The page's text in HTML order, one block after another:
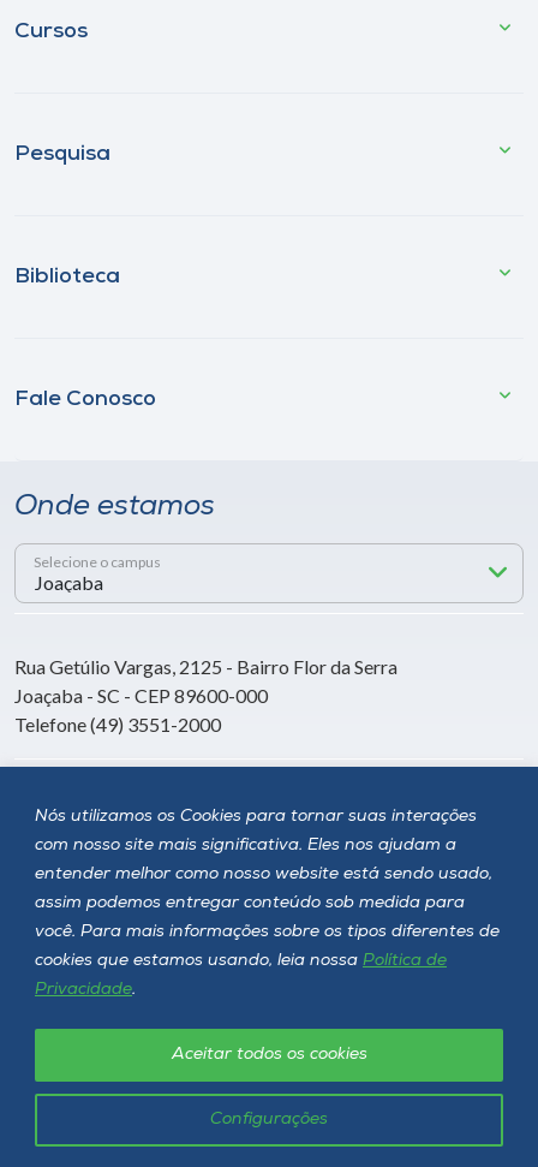
Nós utilizamos os Cookies para tornar suas interações
com nosso site mais significativa. Eles nos ajudam a
entender melhor como nosso website está sendo usado,
assim podemos entregar conteúdo sob medida para
você. Para mais informações sobre os tipos diferentes de
cookies que estamos usando, leia nossa Política de
Privacidade.
Configurações
Aceitar todos os cookies
Cursos
Pesquisa
Biblioteca
Fale Conosco
Onde estamos
Selecione o campus
Rua Getúlio Vargas, 2125 - Bairro Flor da Serra
Joaçaba - SC - CEP 89600-000
Telefone (49) 3551-2000
Siga a Unoesc
Unoesc © 2026 - Todos os direitos reservados
Política de privacidade LGPD